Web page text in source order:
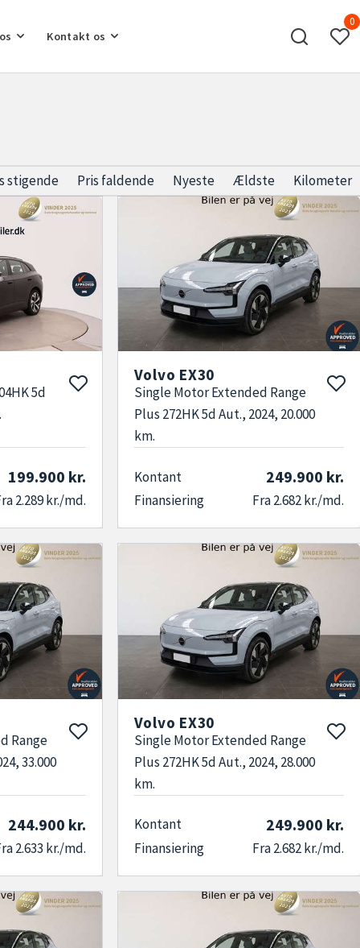
Kontakt os
0
stigende Pris faldende Nyeste Ældste Kilometer
5d
199.900 kr.
2.289 kr./md.
Volvo EX30
Single Motor Extended Range
Plus 272HK 5d Aut., 2024, 20.000
km.
Kontant 249.900 kr.
Finansiering Fra 2.682 kr./md.
Range
33.000
244.900 kr.
2.633 kr./md.
Volvo EX30
Single Motor Extended Range
Plus 272HK 5d Aut., 2024, 28.000
km.
Kontant 249.900 kr.
Finansiering Fra 2.682 kr./md.